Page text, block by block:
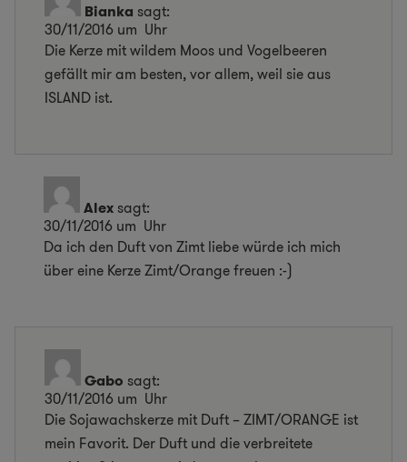
Bianka sagt:
30/11/2016 um Uhr
Die Kerze mit wildem Moos und Vogelbeeren
gefällt mir am besten, vor allem, weil sie aus
ISLAND ist.
Alexsagt:
30/11/2016 um Uhr
Da ich den Duft von Zimt liebe würde ich mich
über eine Kerze Zimt/Orange freuen :-)
Gabo sagt:
30/11/2016 um Uhr
Die Sojawachskerze mit Duft – ZIMT/ORANGE ist
mein Favorit. Der Duft und die verbreitete